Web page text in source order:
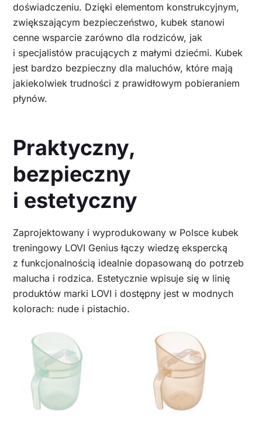
doświadczeniu. Dzięki elementom konstrukcyjnym,
zwiększającym bezpieczeństwo, kubek stanowi
cenne wsparcie zarówno dla rodziców, jak
i specjalistów pracujących z małymi dziećmi. Kubek
jest bardzo bezpieczny dla maluchów, które mają
jakiekolwiek trudności z prawidłowym pobieraniem
płynów.
Praktyczny,
bezpieczny
i estetyczny
Zaprojektowany i wyprodukowany w Polsce kubek
treningowy LOVI Genius łączy wiedzę ekspercką
z funkcjonalnością idealnie dopasowaną do potrzeb
malucha i rodzica. Estetycznie wpisuje się w linię
produktów marki LOVI i dostępny jest w modnych
kolorach: nude i pistachio.